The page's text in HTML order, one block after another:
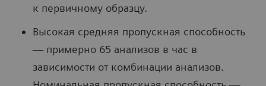
к первичному образцу.
Высокая средняя пропускная способность
— примерно 65 анализов в час в
зависимости от комбинации анализов.